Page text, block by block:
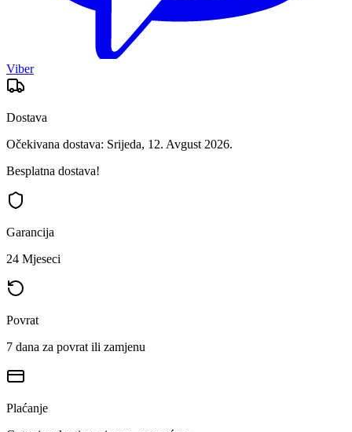
Viber
Dostava
Očekivana dostava: Srijeda, 12. Avgust 2026.
Besplatna dostava!
Garancija
24 Mjeseci
Povrat
7 dana za povrat ili zamjenu
Plaćanje